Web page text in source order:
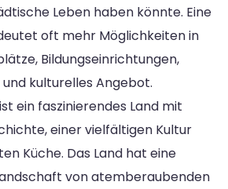
Leben haben könnte. Eine
oft mehr Möglichkeiten in
Bildungseinrichtungen,
kulturelles Angebot.
ein faszinierendes Land mit
einer vielfältigen Kultur
Küche. Das Land hat eine
von atemberaubenden